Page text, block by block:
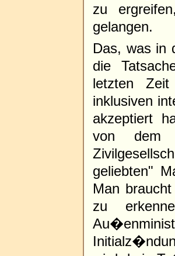
zu
gelangen.
Das, was in
die
letzten
inklusiven
akzeptiert
von dem
geliebten"
Man
zu